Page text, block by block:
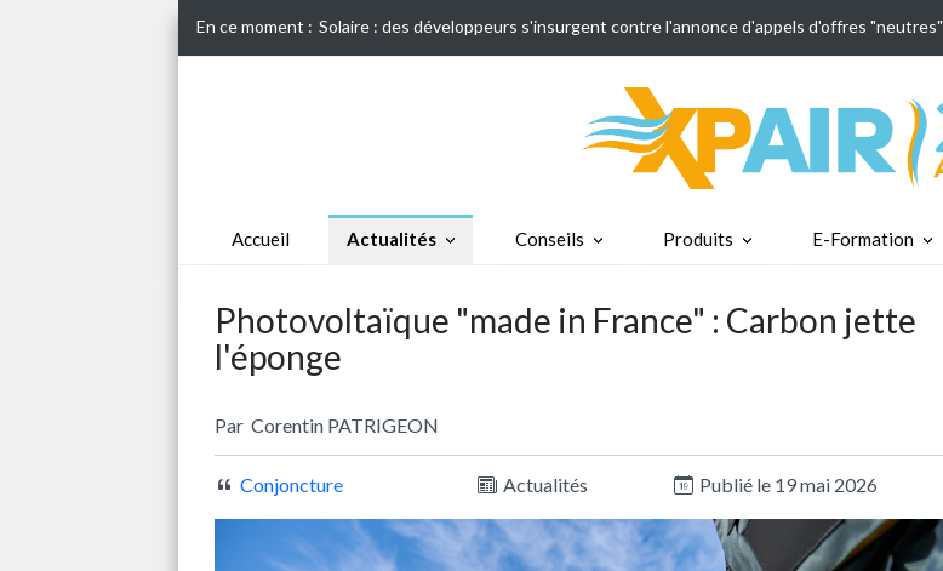
En ce moment : Solaire : des développeurs s'insurgent contre l'annonce d'appels d'offres "neutres"
Accueil Actualités Conseils Produits E-Formation
Photovoltaïque "made in France" : Carbon jette
l'éponge
Par Corentin PATRIGEON
Conjoncture Actualités Publié le 19 mai 2026